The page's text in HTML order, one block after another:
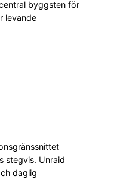
byggsten för
levande
stegvis. Unraid
daglig